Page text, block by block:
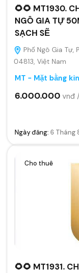
🌻🌻 MT1930.
NGÔ GIA TỰ
SẠCH SẼ
Phố Ngô Gia Tự,
04813, Việt Nam
MT - Mặt bằng
6.000.000 vnđ
Ngày đăng: 6 Tháng
Cho thuê
🌻🌻 MT1931.